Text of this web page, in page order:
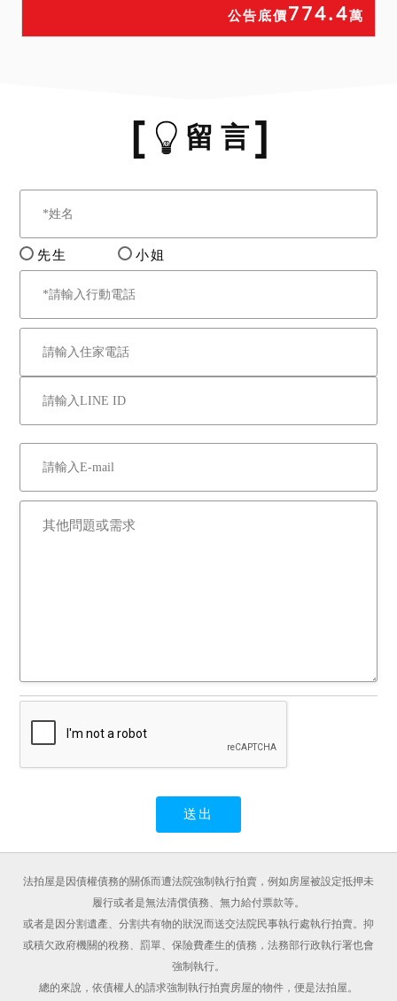
公告底價774.4萬
留 言
先生 小姐
法拍屋是因債權債務的關係而遭法院強制執行拍賣，例如房屋被設定抵押未
履行或者是無法清償債務、無力給付票款等。
或者是因分割遺產、分割共有物的狀況而送交法院民事執行處執行拍賣。抑
或積欠政府機關的稅務、罰單、保險費產生的債務，法務部行政執行署也會
強制執行。
總的來說，依債權人的請求強制執行拍賣房屋的物件，便是法拍屋。